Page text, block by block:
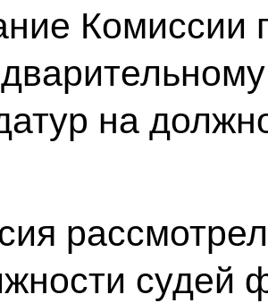
Комиссии
на
судей